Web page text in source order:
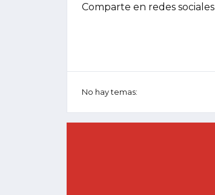
Comparte en redes sociales
No hay temas: